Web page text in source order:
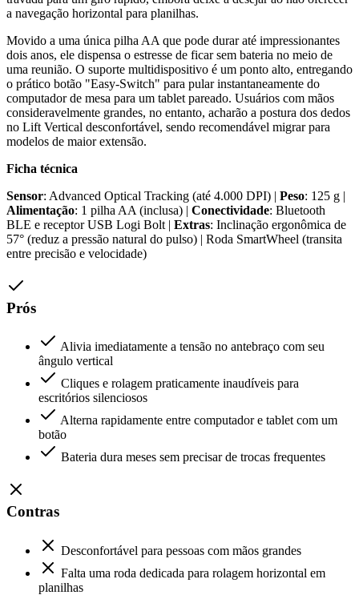
a navegação horizontal para planilhas.
Movido a uma única pilha AA que pode durar até impressionantes
dois anos, ele dispensa o estresse de ficar sem bateria no meio de
uma reunião. O suporte multidispositivo é um ponto alto, entregando
o prático botão "Easy-Switch" para pular instantaneamente do
computador de mesa para um tablet pareado. Usuários com mãos
consideravelmente grandes, no entanto, acharão a postura dos dedos
no Lift Vertical desconfortável, sendo recomendável migrar para
modelos de maior extensão.
Ficha técnica
Sensor: Advanced Optical Tracking (até 4.000 DPI) | Peso: 125 g |
Alimentação: 1 pilha AA (inclusa) | Conectividade: Bluetooth
BLE e receptor USB Logi Bolt | Extras: Inclinação ergonômica de
57° (reduz a pressão natural do pulso) | Roda SmartWheel (transita
entre precisão e velocidade)
Prós
Alivia imediatamente a tensão no antebraço com seu
ângulo vertical
Cliques e rolagem praticamente inaudíveis para
escritórios silenciosos
Alterna rapidamente entre computador e tablet com um
botão
Bateria dura meses sem precisar de trocas frequentes
Contras
Desconfortável para pessoas com mãos grandes
Falta uma roda dedicada para rolagem horizontal em
planilhas